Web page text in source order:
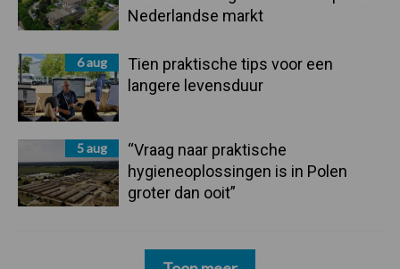
Nederlandse markt
6 aug
Tien praktische tips voor een
langere levensduur
5 aug
“Vraag naar praktische
hygieneoplossingen is in Polen
groter dan ooit”